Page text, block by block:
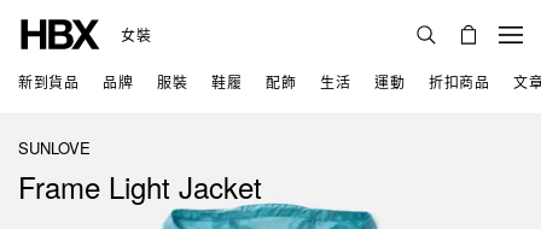
女裝
新到貨品 品牌 服裝 鞋履 配飾 生活 運動 折扣商品 文
SUNLOVE
Frame Light Jacket